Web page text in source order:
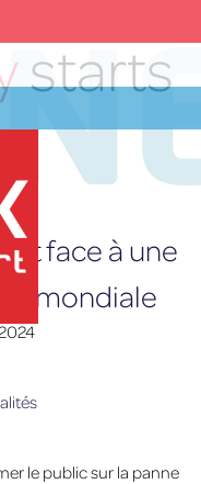
starts
face à une
mondiale
le public sur la panne